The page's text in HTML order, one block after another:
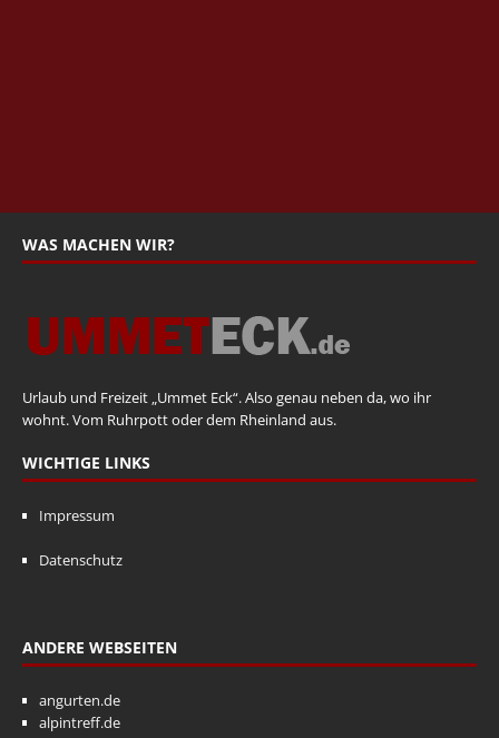
WAS MACHEN WIR?
Urlaub und Freizeit „Ummet Eck“. Also genau neben da, wo ihr
wohnt. Vom Ruhrpott oder dem Rheinland aus.
WICHTIGE LINKS
Impressum
Datenschutz
ANDERE WEBSEITEN
angurten.de
alpintreff.de